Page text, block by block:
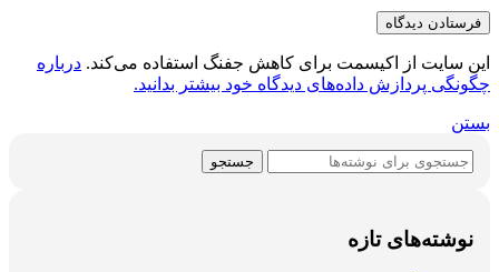
این سایت از اکیسمت برای کاهش جفنگ استفاده می‌کند. درباره
چگونگی پردازش داده‌های دیدگاه خود بیشتر بدانید.
بستن
جستجو
نوشته‌های تازه